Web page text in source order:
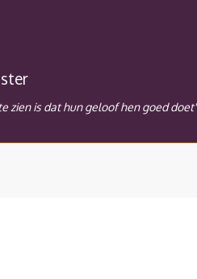
zien is dat hun geloof hen goed doet'